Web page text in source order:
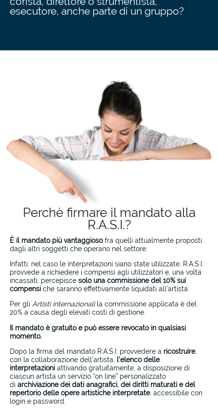
esecutore, anche parte di un gruppo?
Perchè firmare il mandato alla
R.A.S.I.?
È il mandato più vantaggiosofra quelli attualmente proposti
dagli altri soggetti che operano nel settore.
Infatti, nel caso le interpretazioni siano state utilizzate, R.A.S.I.
provvede a richiedere i compensi agli utilizzatori e, una volta
incassati, percepisce solo una commissione del 10% sui
compensi che saranno effettivamente liquidati all’artista.
Per gli Artisti internazionalila commissione applicata è del
20% a causa degli elevati costi di gestione.
Il mandato è gratuito e può essere revocato in qualsiasi
momento.
Dopo la firma del mandato R.A.S.I. provvedere a ricostruire,
con la collaborazione dell’artista, l’elenco delle
interpretazioni attivando gratuitamente, a disposizione di
ciascun artista un servizio “on line” personalizzato
di archiviazione dei dati anagrafici, dei diritti maturati e del
repertorio delle opere artistiche interpretate, accessibile con
login e password.